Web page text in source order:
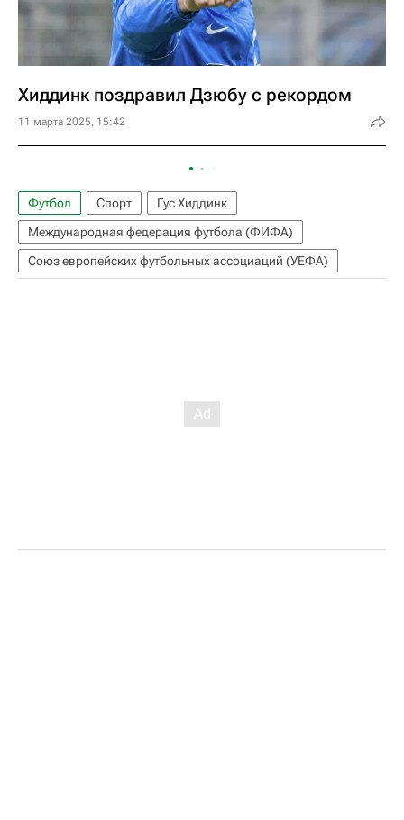
Хиддинк поздравил Дзюбу с рекордом
11 марта 2025, 15:42
Футбол Спорт
Гус Хиддинк
Международная федерация футбола (ФИФА)
Союз европейских футбольных ассоциаций (УЕФА)